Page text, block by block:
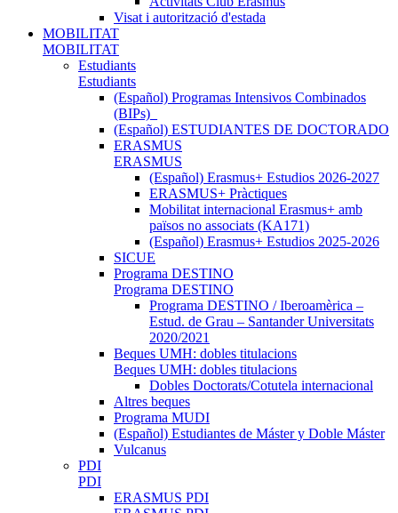
Visat i autorització d'estada
MOBILITAT
MOBILITAT
Estudiants
Estudiants
(Español) Programas Intensivos Combinados
(BIPs)_
(Español) ESTUDIANTES DE DOCTORADO
ERASMUS
ERASMUS
(Español) Erasmus+ Estudios 2026-2027
ERASMUS+ Pràctiques
Mobilitat internacional Erasmus+ amb
països no associats (KA171)
(Español) Erasmus+ Estudios 2025-2026
SICUE
Programa DESTINO
Programa DESTINO
Programa DESTINO / Iberoamèrica –
Estud. de Grau – Santander Universitats
2020/2021
Beques UMH: dobles titulacions
Beques UMH: dobles titulacions
Dobles Doctorats/Cotutela internacional
Altres beques
Programa MUDI
(Español) Estudiantes de Máster y Doble Máster
Vulcanus
PDI
PDI
ERASMUS PDI